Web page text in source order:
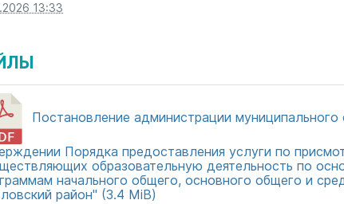
13:33
Постановление администрации
Порядка предоставления услуги по
образовательную деятельность по
начального общего, основного общего и
район" (3.4 MiB)